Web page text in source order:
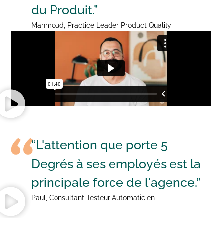
du Produit.”
Mahmoud, Practice Leader Product Quality
“L'attention que porte 5
Degrés à ses employés est la
principale force de l'agence.”
Paul, Consultant Testeur Automaticien